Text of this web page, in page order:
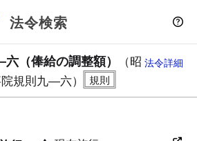
法令検索
（俸給の調整額）
（昭
規則九―六）
法令詳細